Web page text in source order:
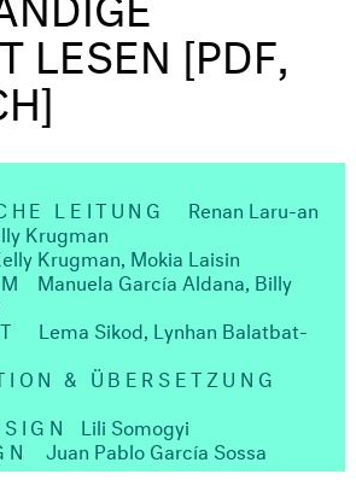
LESEN [PDF,
LEITUNG
Renan Laru-an
Krugman
Krugman, Mokia Laisin
Manuela García Aldana, Billy
Lema Sikod, Lynhan Balatbat-
& ÜBERSETZUNG
Lili Somogyi
Juan Pablo García Sossa